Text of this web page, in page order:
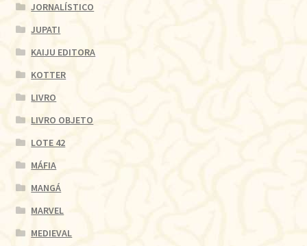
JORNALÍSTICO
JUPATI
KAIJU EDITORA
KOTTER
LIVRO
LIVRO OBJETO
LOTE 42
MÁFIA
MANGÁ
MARVEL
MEDIEVAL